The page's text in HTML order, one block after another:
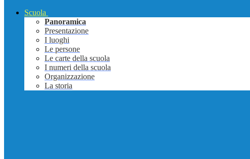
Scuola
Panoramica
Presentazione
I luoghi
Le persone
Le carte della scuola
I numeri della scuola
Organizzazione
La storia